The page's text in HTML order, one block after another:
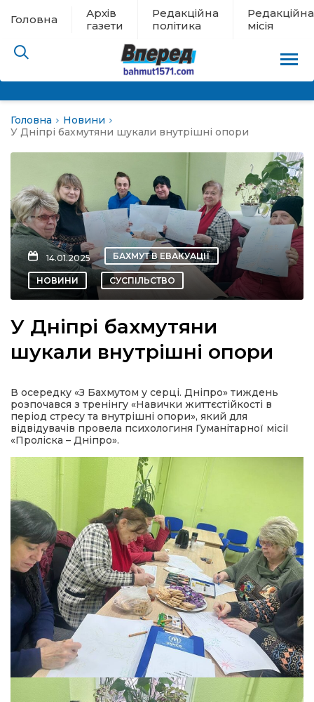
Головна
Архів
газети
Редакційна
політика
Редакційна
місія
новини
політика
місія
Головна
Новини
У Дніпрі бахмутяни шукали внутрішні опори
14.01.2025 БАХМУТ В ЕВАКУАЦІЇ
НОВИНИ СУСПІЛЬСТВО
У Дніпрі бахмутяни
шукали внутрішні опори
В осередку «З Бахмутом у серці. Дніпро» тиждень
розпочався з тренінгу «Навички життєстійкості в
період стресу та внутрішні опори», який для
відвідувачів провела психологиня Гуманітарної місії
«Проліска – Дніпро».